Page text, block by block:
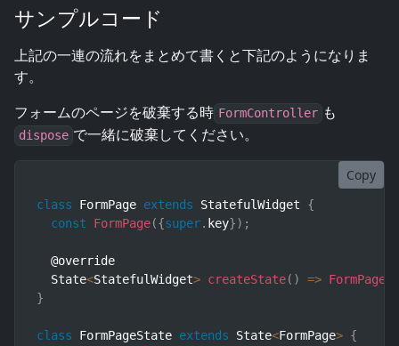
サンプルコード
上記の一連の流れをまとめて書くと下記のようになりま
す。
フォームのページを破棄する時 FormController も
dispose で一緒に破棄してください。
Copy
class FormPage extends StatefulWidget
{
const
FormPage({super. key}) ;
  @override
  State
<StatefulWidget> createState( ) =>
}
class FormPageState extends State<FormPage> {